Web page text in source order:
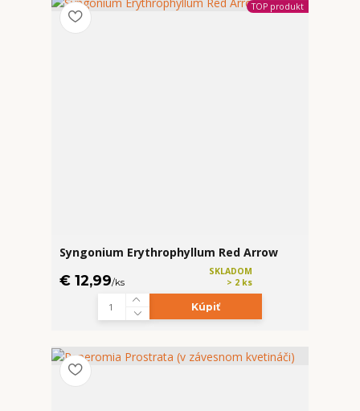
TOP produkt
Syngonium Erythrophyllum Red Arrow
€ 12,99/ks
SKLADOM
> 2 ks
Kúpiť